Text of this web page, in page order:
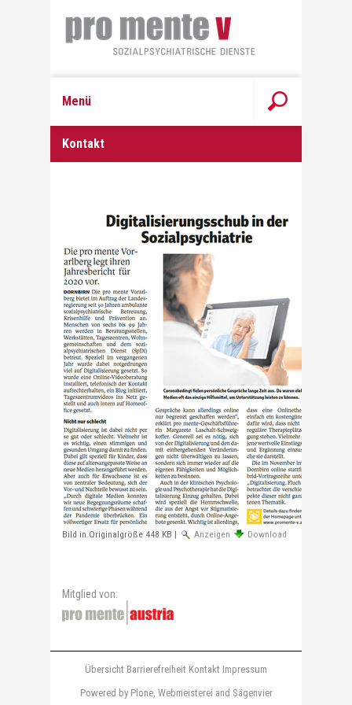
Menü
Kontakt
Bild in Originalgröße 448 KB | Anzeigen Download
Mitglied von:
Übersicht Barrierefreiheit Kontakt Impressum
Powered by Plone, Webmeisterei and Sägenvier